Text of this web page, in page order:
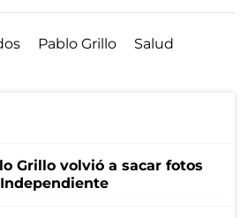
Pablo Grillo Salud
Grillo volvió a sacar fotos